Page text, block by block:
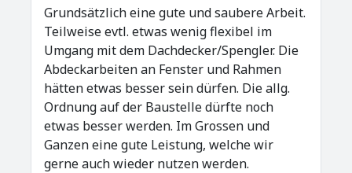
Grundsätzlich eine gute und saubere Arbeit.
Teilweise evtl. etwas wenig flexibel im
Umgang mit dem Dachdecker/Spengler. Die
Abdeckarbeiten an Fenster und Rahmen
hätten etwas besser sein dürfen. Die allg.
Ordnung auf der Baustelle dürfte noch
etwas besser werden. Im Grossen und
Ganzen eine gute Leistung, welche wir
gerne auch wieder nutzen werden.